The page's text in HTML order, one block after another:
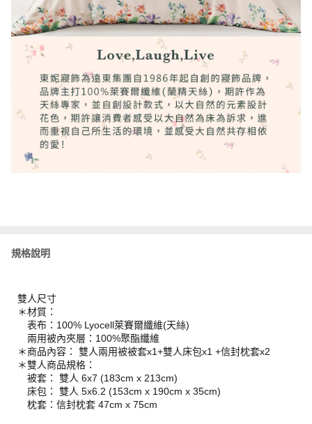
規格說明
雙人尺寸
＊材質：
表布：100% Lyocell萊賽爾纖維(天絲)
兩用被內夾層：100%聚酯纖維
＊商品內容： 雙人兩用被被套x1+雙人床包x1 +信封枕套x2
＊雙人商品規格：
被套： 雙人 6x7 (183cm x 213cm)
床包： 雙人 5x6.2 (153cm x 190cm x 35cm)
枕套：信封枕套 47cm x 75cm